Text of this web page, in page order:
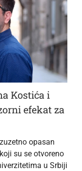
Kostića i
efekat za
opasan
su se otvoreno
u Srbiji